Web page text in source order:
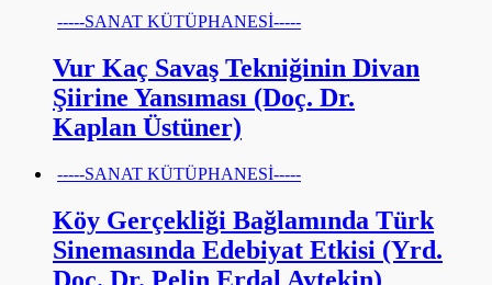
-----SANAT KÜTÜPHANESİ-----
Vur Kaç Savaş Tekniğinin Divan
Şiirine Yansıması (Doç. Dr.
Kaplan Üstüner)
-----SANAT KÜTÜPHANESİ-----
Köy Gerçekliği Bağlamında Türk
Sinemasında Edebiyat Etkisi (Yrd.